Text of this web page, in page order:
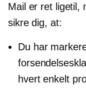
Mail er ret ligetil,
sikre dig, at:
Du har
hvert enkelt